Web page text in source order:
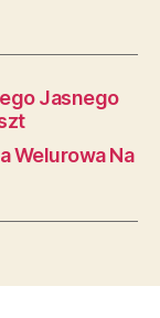
Jasnego
Welurowa Na